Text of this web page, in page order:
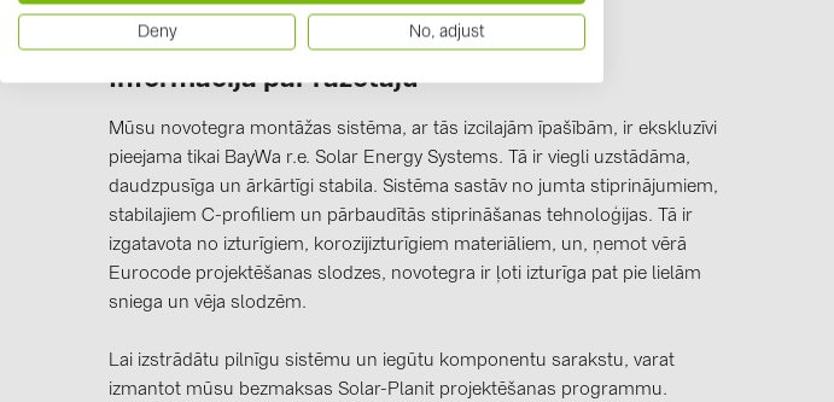
Informācija par ražotāju
Mūsu novotegra montāžas sistēma, ar tās izcilajām īpašībām, ir ekskluzīvi
pieejama tikai BayWa r.e. Solar Energy Systems. Tā ir viegli uzstādāma,
daudzpusīga un ārkārtīgi stabila. Sistēma sastāv no jumta stiprinājumiem,
stabilajiem C-profiliem un pārbaudītās stiprināšanas tehnoloģijas. Tā ir
izgatavota no izturīgiem, korozijizturīgiem materiāliem, un, ņemot vērā
Eurocode projektēšanas slodzes, novotegra ir ļoti izturīga pat pie lielām
sniega un vēja slodzēm.
Lai izstrādātu pilnīgu sistēmu un iegūtu komponentu sarakstu, varat
izmantot mūsu bezmaksas Solar-Planit projektēšanas programmu.
Deny No, adjust